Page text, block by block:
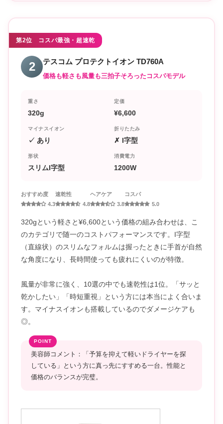
第2位 コスパ最強・超速乾
2 テスコム プロテクトイオン TD760A
価格も軽さも風量も三拍子そろったコスパモデル
重さ
320g
定価
¥6,600
マイナスイオン
✓ あり
折りたたみ
✗ I字型
形状
スリムI字型
消費電力
1200W
おすすめ度
4.3
速乾性
4.8
ヘアケア
3.8
コスパ
5.0
320gという軽さと¥6,600という価格の組み合わせは、こ
のカテゴリで随一のコストパフォーマンスです。I字型
（直線状）のスリムなフォルムは握ったときに手首が自然
な角度になり、長時間使っても疲れにくいのが特徴。
風量が非常に強く、10選の中でも速乾性は1位。「サッと
乾かしたい」「時短重視」という方には本当によく合いま
す。マイナスイオンも搭載しているのでダメージケアも
◎。
美容師コメント：「予算を抑えて軽いドライヤーを探
している」という方に真っ先にすすめる一台。性能と
価格のバランスが完璧。